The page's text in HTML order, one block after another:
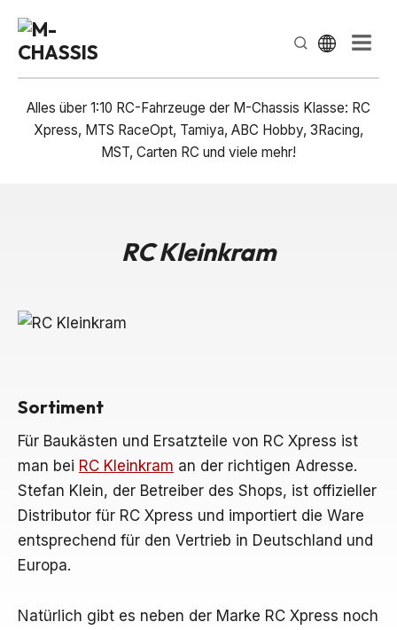
Select
Alles über 1:10 RC-Fahrzeuge der M-Chassis Klasse: RC
Xpress, MTS RaceOpt, Tamiya, ABC Hobby, 3Racing,
MST, Carten RC und viele mehr!
RC Kleinkram
Sortiment
Für Baukästen und Ersatzteile von RC Xpress ist
man bei RC Kleinkram an der richtigen Adresse.
Stefan Klein, der Betreiber des Shops, ist offizieller
Distributor für RC Xpress und importiert die Ware
entsprechend für den Vertrieb in Deutschland und
Europa.
Natürlich gibt es neben der Marke RC Xpress noch